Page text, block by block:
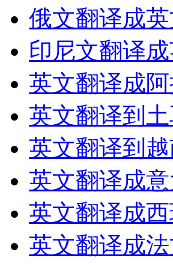
俄文翻译成英
印尼文翻译
英文翻译成
英文翻译到
英文翻译到
英文翻译成
英文翻译成
英文翻译成法